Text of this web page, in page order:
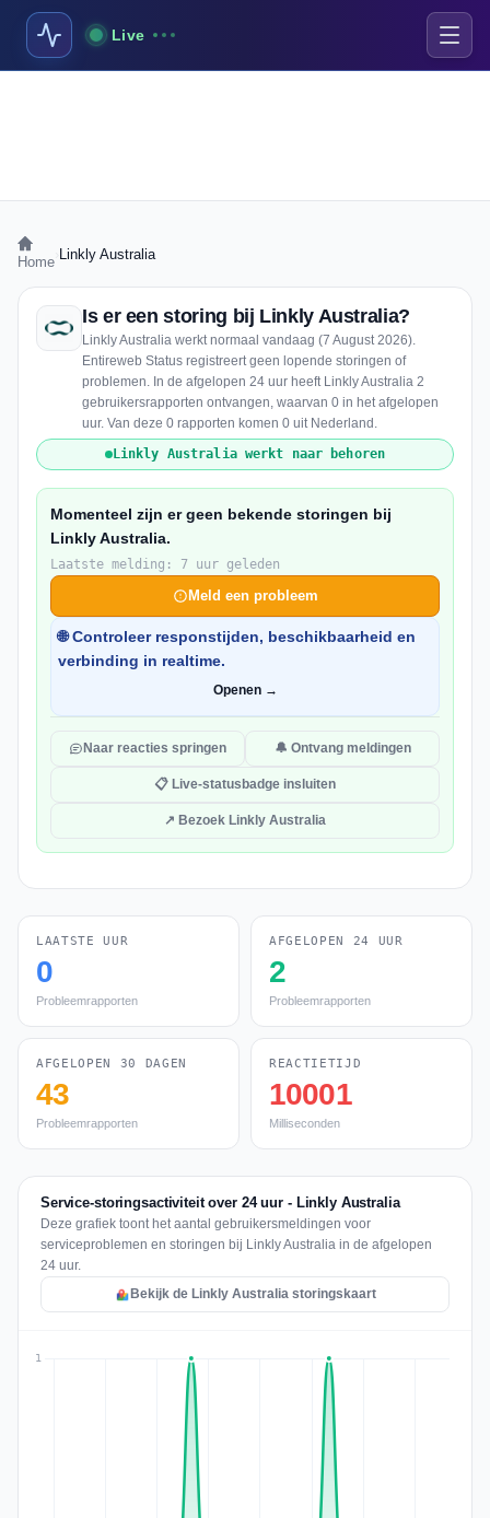
Live
Home Linkly Australia
Is er een storing bij Linkly Australia?
Linkly Australia werkt normaal vandaag (7 August 2026).
Entireweb Status registreert geen lopende storingen of
problemen. In de afgelopen 24 uur heeft Linkly Australia 2
gebruikersrapporten ontvangen, waarvan 0 in het afgelopen
uur. Van deze 0 rapporten komen 0 uit Nederland.
Linkly Australia werkt naar behoren
Momenteel zijn er geen bekende storingen bij
Linkly Australia.
Laatste melding: 7 uur geleden
Meld een probleem
🌐 Controleer responstijden, beschikbaarheid en
verbinding in realtime.
Openen →
Naar reacties springen 🔔 Ontvang meldingen
📋 Live-statusbadge insluiten
↗ Bezoek Linkly Australia
LAATSTE UUR
0
Probleemrapporten
AFGELOPEN 24 UUR
2
Probleemrapporten
AFGELOPEN 30 DAGEN
43
Probleemrapporten
REACTIETIJD
10001
Milliseconden
Service-storingsactiviteit over 24 uur - Linkly Australia
Deze grafiek toont het aantal gebruikersmeldingen voor
serviceproblemen en storingen bij Linkly Australia in de afgelopen
24 uur.
Bekijk de Linkly Australia storingskaart